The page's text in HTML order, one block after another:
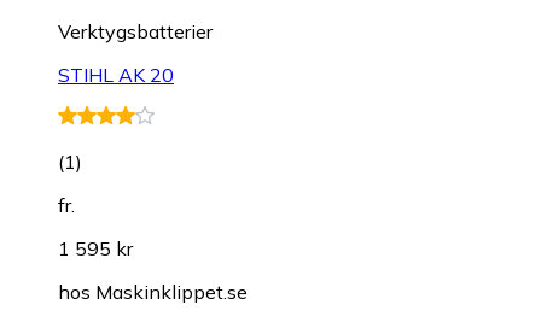
Verktygsbatterier
STIHL AK 20
(1)
fr.
1 595 kr
hos Maskinklippet.se